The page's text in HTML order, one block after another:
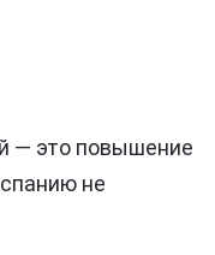
— это повышение
не